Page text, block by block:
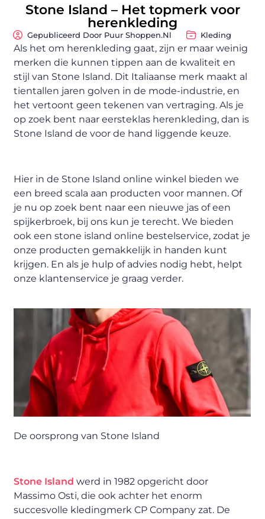
Stone Island – Het topmerk voor
herenkleding
Gepubliceerd Door Puur Shoppen.nl Kleding
Als het om herenkleding gaat, zijn er maar weinig
merken die kunnen tippen aan de kwaliteit en
stijl van Stone Island. Dit Italiaanse merk maakt al
tientallen jaren golven in de mode-industrie, en
het vertoont geen tekenen van vertraging. Als je
op zoek bent naar eersteklas herenkleding, dan is
Stone Island de voor de hand liggende keuze.
Hier in de Stone Island online winkel bieden we
een breed scala aan producten voor mannen. Of
je nu op zoek bent naar een nieuwe jas of een
spijkerbroek, bij ons kun je terecht. We bieden
ook een stone island online bestelservice, zodat je
onze producten gemakkelijk in handen kunt
krijgen. En als je hulp of advies nodig hebt, helpt
onze klantenservice je graag verder.
De oorsprong van Stone Island
Stone Islandwerd in 1982 opgericht door
Massimo Osti, die ook achter het enorm
succesvolle kledingmerk CP Company zat. De